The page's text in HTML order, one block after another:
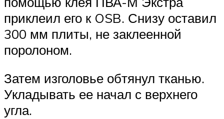
приклеил его к OSB. Снизу оставил
300 мм плиты, не заклеенной
поролоном.
Затем изголовье обтянул тканью.
Укладывать ее начал с верхнего
угла.